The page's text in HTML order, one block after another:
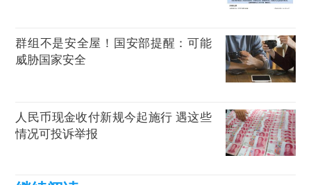
群组不是安全屋！国安部提醒：可能
威胁国家安全
人民币现金收付新规今起施行 遇这些
情况可投诉举报